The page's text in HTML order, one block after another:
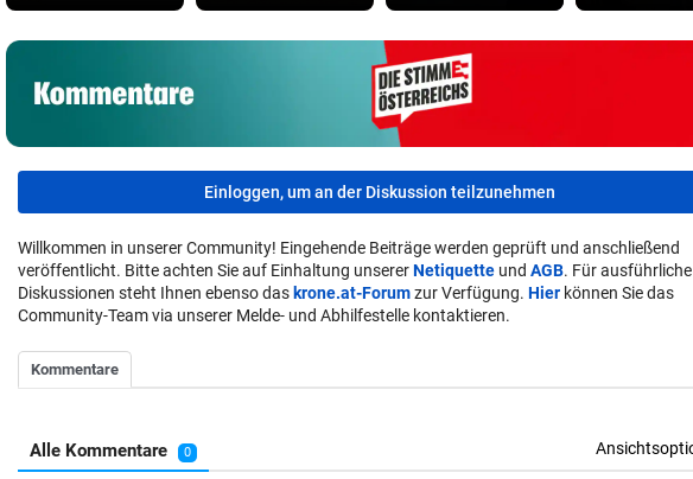
Einloggen, um an der Diskussion teilzunehmen
Willkommen in unserer Community! Eingehende Beiträge werden geprüft und anschließend
veröffentlicht. Bitte achten Sie auf Einhaltung unsererNetiquette und AGB. Für ausführliche
Diskussionen steht Ihnen ebenso das krone.at-Forumzur Verfügung. Hier können Sie das
Community-Team via unserer Melde- und Abhilfestelle kontaktieren.